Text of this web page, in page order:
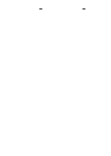
- -